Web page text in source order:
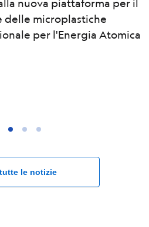
nuova piattaforma per il
microplastiche
per l'Energia Atomica
le notizie